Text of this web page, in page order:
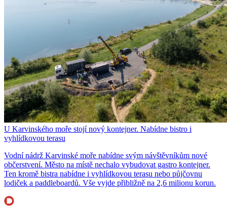
U Karvinského moře stojí nový kontejner. Nabídne bistro i
vyhlídkovou terasu
Vodní nádrž Karvinské moře nabídne svým návštěvníkům nové
občerstvení. Město na místě nechalo vybudovat gastro kontejner.
Ten kromě bistra nabídne i vyhlídkovou terasu nebo půjčovnu
lodiček a paddleboardů. Vše vyjde přibližně na 2,6 milionu korun.